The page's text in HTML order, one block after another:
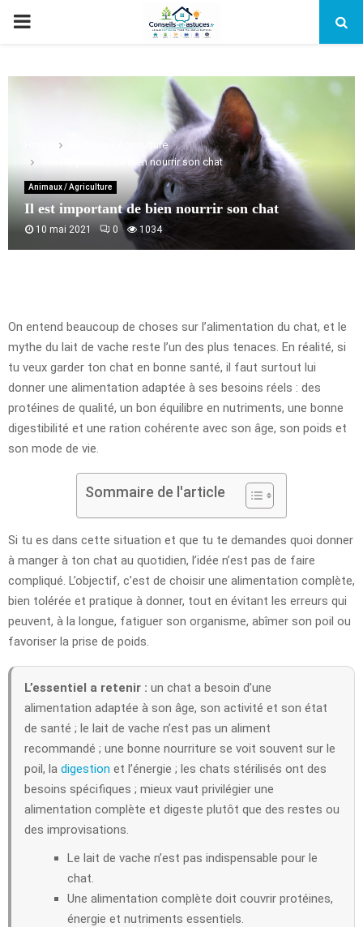
PRIMARY
Animaux / Agriculture
Il est important de bien nourrir son chat
Animaux / Agriculture
Il est important de bien nourrir son chat
10 mai 2021 0 1034
On entend beaucoup de choses sur l’alimentation du chat, et le
mythe du lait de vache reste l’un des plus tenaces. En réalité, si
tu veux garder ton chat en bonne santé, il faut surtout lui
donner une alimentation adaptée à ses besoins réels : des
protéines de qualité, un bon équilibre en nutriments, une bonne
digestibilité et une ration cohérente avec son âge, son poids et
son mode de vie.
Sommaire de l'article
Si tu es dans cette situation et que tu te demandes quoi donner
à manger à ton chat au quotidien, l’idée n’est pas de faire
compliqué. L’objectif, c’est de choisir une alimentation complète,
bien tolérée et pratique à donner, tout en évitant les erreurs qui
peuvent, à la longue, fatiguer son organisme, abîmer son poil ou
favoriser la prise de poids.
L’essentiel a retenir : un chat a besoin d’une
alimentation adaptée à son âge, son activité et son état
de santé ; le lait de vache n’est pas un aliment
recommandé ; une bonne nourriture se voit souvent sur le
poil, la digestion et l’énergie ; les chats stérilisés ont des
besoins spécifiques ; mieux vaut privilégier une
alimentation complète et digeste plutôt que des restes ou
des improvisations.
Le lait de vache n’est pas indispensable pour le
chat.
Une alimentation complète doit couvrir protéines,
énergie et nutriments essentiels.